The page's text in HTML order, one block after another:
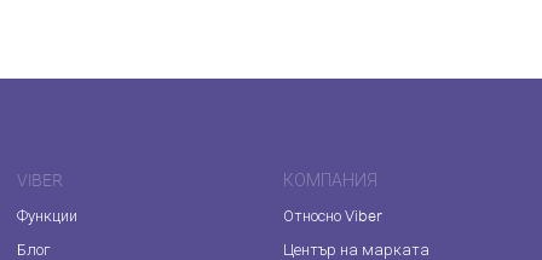
VIBER
Функции
Блог
КОМПАНИЯ
Относно Viber
Център на марката